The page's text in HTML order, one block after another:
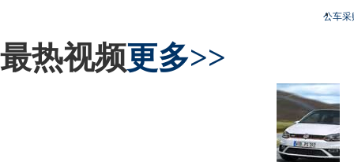
公车采
最热视频更多>>